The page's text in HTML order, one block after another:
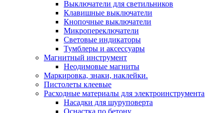
Выключатели для светильников
Клавишные выключатели
Кнопочные выключатели
Микропереключатели
Световые индикаторы
Тумблеры и аксессуары
Магнитный инструмент
Неодимовые магниты
Маркировка, знаки, наклейки.
Пистолеты клеевые
Расходные материалы для электроинструмента
Насадки для шуруповерта
Оснастка по бетону